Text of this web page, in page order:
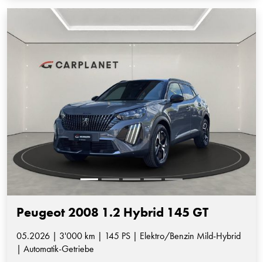
Peugeot 2008 1.2 Hybrid 145 GT
05.2026 | 3'000 km | 145 PS | Elektro/Benzin Mild-Hybrid
| Automatik-Getriebe